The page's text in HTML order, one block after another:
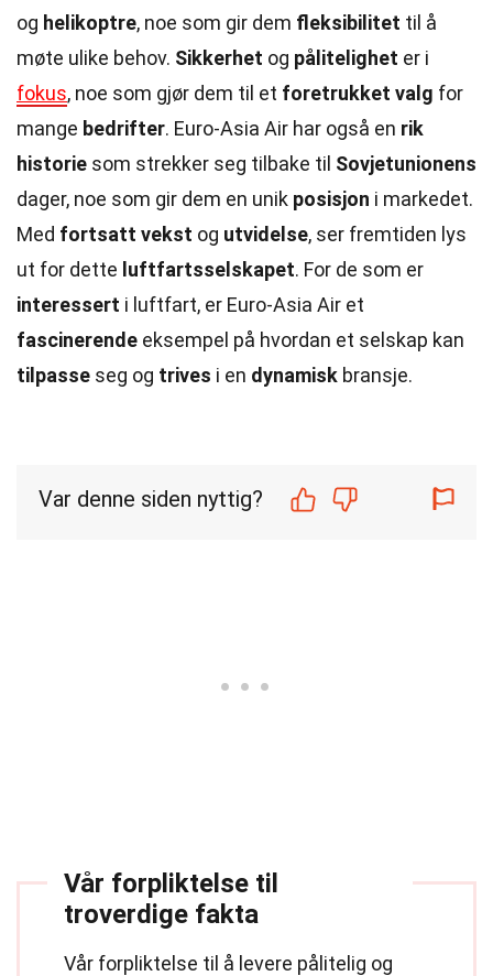
og helikoptre, noe som gir dem fleksibilitet til å
møte ulike behov. Sikkerhet og pålitelighet er i
fokus, noe som gjør dem til et foretrukket valg for
mange bedrifter. Euro-Asia Air har også en rik
historie som strekker seg tilbake til Sovjetunionens
dager, noe som gir dem en unik posisjon i markedet.
Med fortsatt vekst og utvidelse, ser fremtiden lys
ut for dette luftfartsselskapet. For de som er
interessert i luftfart, er Euro-Asia Air et
fascinerende eksempel på hvordan et selskap kan
tilpasse seg og trives i en dynamisk bransje.
Var denne siden nyttig?
Vår forpliktelse til
troverdige fakta
Vår forpliktelse til å levere pålitelig og